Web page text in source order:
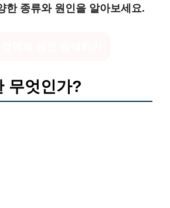
한 종류와 원인을 알아보세요.
무엇인가?